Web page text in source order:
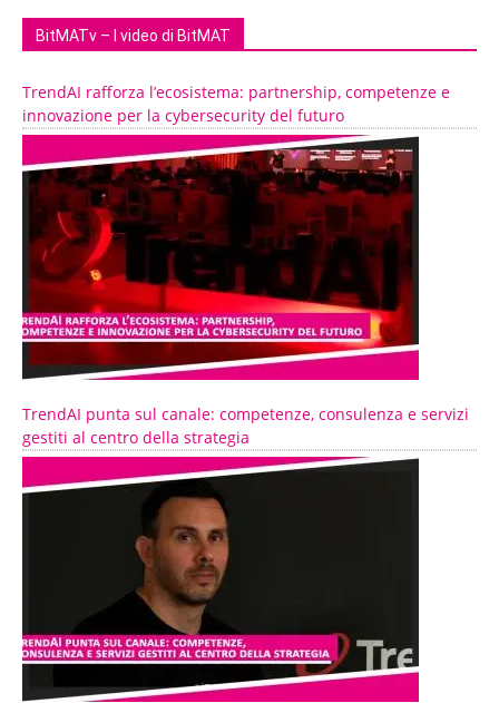
BitMATv – I video di BitMAT
TrendAI rafforza l’ecosistema: partnership, competenze e
innovazione per la cybersecurity del futuro
TrendAI punta sul canale: competenze, consulenza e servizi
gestiti al centro della strategia